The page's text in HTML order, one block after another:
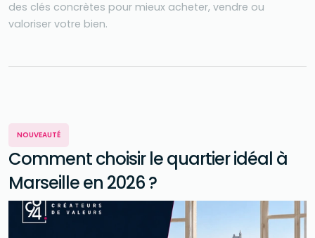
des clés concrètes pour mieux acheter, vendre ou
valoriser votre bien.
NOUVEAUTÉ
Comment choisir le quartier idéal à
Marseille en 2026 ?